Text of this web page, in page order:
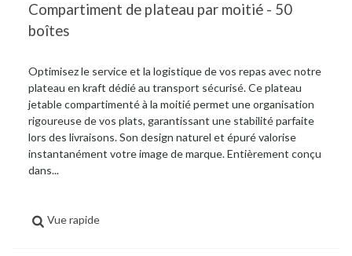
Compartiment de plateau par moitié - 50
boîtes
Optimisez le service et la logistique de vos repas avec notre
plateau en kraft dédié au transport sécurisé. Ce plateau
jetable compartimenté à la moitié permet une organisation
rigoureuse de vos plats, garantissant une stabilité parfaite
lors des livraisons. Son design naturel et épuré valorise
instantanément votre image de marque. Entièrement conçu
dans...
Vue rapide